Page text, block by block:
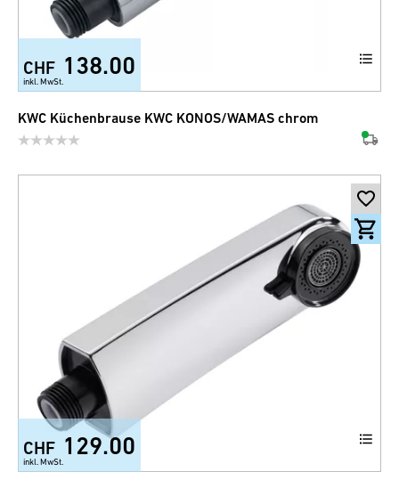
CHF 138.00
inkl. MwSt.
KWC Küchenbrause KWC KONOS/WAMAS chrom
CHF 129.00
inkl. MwSt.